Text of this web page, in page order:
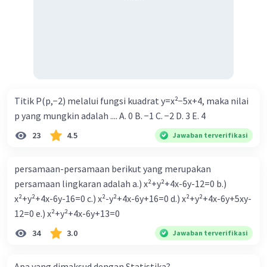
Titik P(p,−2) melalui fungsi kuadrat y=x²−5x+4, maka nilai
p yang mungkin adalah .... A. 0 B. −1 C. −2 D. 3 E. 4
23 4.5 Jawaban terverifikasi
persamaan-persamaan berikut yang merupakan
persamaan lingkaran adalah a.) x²+y²+4x-6y-12=0 b.)
x²+y²+4x-6y-16=0 c.) x²-y²+4x-6y+16=0 d.) x²+y²+4x-6y+5xy-
12=0 e.) x²+y²+4x-6y+13=0
34 3.0 Jawaban terverifikasi